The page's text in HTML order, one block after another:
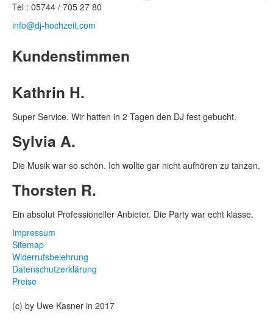
Tel : 05744 / 705 27 80
info@dj-hochzeit.com
Kundenstimmen
Kathrin H.
Super Service. Wir hatten in 2 Tagen den DJ fest gebucht.
Sylvia A.
Die Musik war so schön. Ich wollte gar nicht aufhören zu tanzen.
Thorsten R.
Ein absolut Professioneller Anbieter. Die Party war echt klasse.
Impressum
Sitemap
Widerrufsbelehrung
Datenschutzerklärung
Preise
(c) by Uwe Kasner in 2017